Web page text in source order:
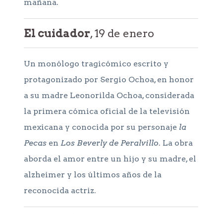
mañana.
El cuidador, 19 de enero
Un monólogo tragicómico escrito y
protagonizado por Sergio Ochoa, en honor
a su madre Leonorilda Ochoa, considerada
la primera cómica oficial de la televisión
mexicana y conocida por su personaje la
Pecas en Los Beverly de Peralvillo. La obra
aborda el amor entre un hijo y su madre, el
alzheimer y los últimos años de la
reconocida actriz.